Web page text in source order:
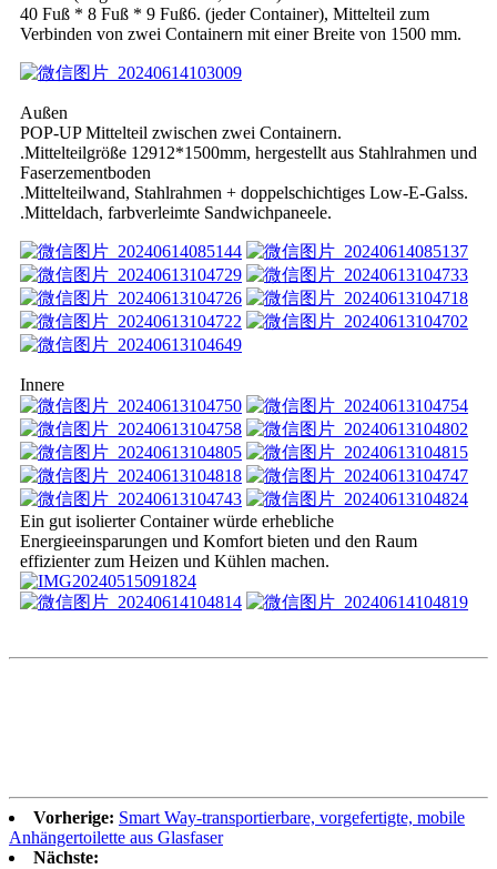
40 Fuß * 8 Fuß * 9 Fuß6. (jeder Container), Mittelteil zum
Verbinden von zwei Containern mit einer Breite von 1500 mm.
Außen
POP-UP Mittelteil zwischen zwei Containern.
.Mittelteilgröße 12912*1500mm, hergestellt aus Stahlrahmen und
Faserzementboden
.Mittelteilwand, Stahlrahmen + doppelschichtiges Low-E-Galss.
.Mitteldach, farbverleimte Sandwichpaneele.
Innere
Ein gut isolierter Container würde erhebliche
Energieeinsparungen und Komfort bieten und den Raum
effizienter zum Heizen und Kühlen machen.
Vorherige: Smart Way-transportierbare, vorgefertigte, mobile
Anhängertoilette aus Glasfaser
Nächste: